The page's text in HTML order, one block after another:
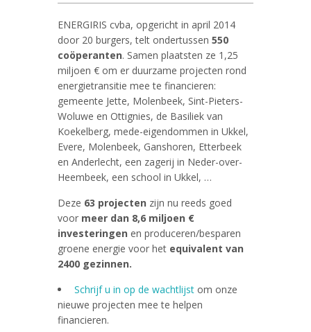
ENERGIRIS cvba, opgericht in april 2014
door 20 burgers, telt ondertussen 550
coöperanten. Samen plaatsten ze 1,25
miljoen € om er duurzame projecten rond
energietransitie mee te financieren:
gemeente Jette, Molenbeek, Sint-Pieters-
Woluwe en Ottignies, de Basiliek van
Koekelberg, mede-eigendommen in Ukkel,
Evere, Molenbeek, Ganshoren, Etterbeek
en Anderlecht, een zagerij in Neder-over-
Heembeek, een school in Ukkel, …
Deze 63 projecten zijn nu reeds goed
voor meer dan 8,6 miljoen €
investeringen en produceren/besparen
groene energie voor het equivalent van
2400 gezinnen.
Schrijf u in op de wachtlijst om onze
nieuwe projecten mee te helpen
financieren.